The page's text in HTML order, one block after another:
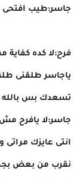
جاسر:طيب افتحى
فرح:لا كده
ياجاسر طلقنى
تسعدك بس بالله
جاسر:لا يافرح
انتى عايزك
نقرب من بعض بجد